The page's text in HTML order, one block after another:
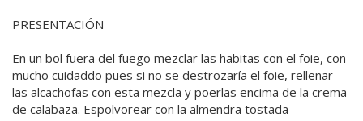
PRESENTACIÓN
En un bol fuera del fuego mezclar las habitas con el foie, con
mucho cuidaddo pues si no se destrozaría el foie, rellenar
las alcachofas con esta mezcla y poerlas encima de la crema
de calabaza. Espolvorear con la almendra tostada